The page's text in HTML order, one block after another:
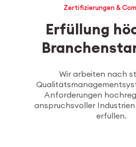
Zertifizierungen &
Erfüllung
Wir arbeiten nach
Anforderungen
anspruchsvoller Industrien
erfüllen.